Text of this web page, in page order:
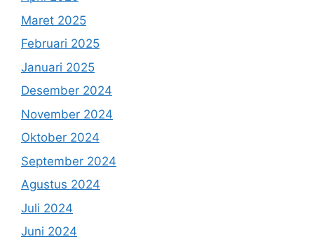
Maret 2025
Februari 2025
Januari 2025
Desember 2024
November 2024
Oktober 2024
September 2024
Agustus 2024
Juli 2024
Juni 2024